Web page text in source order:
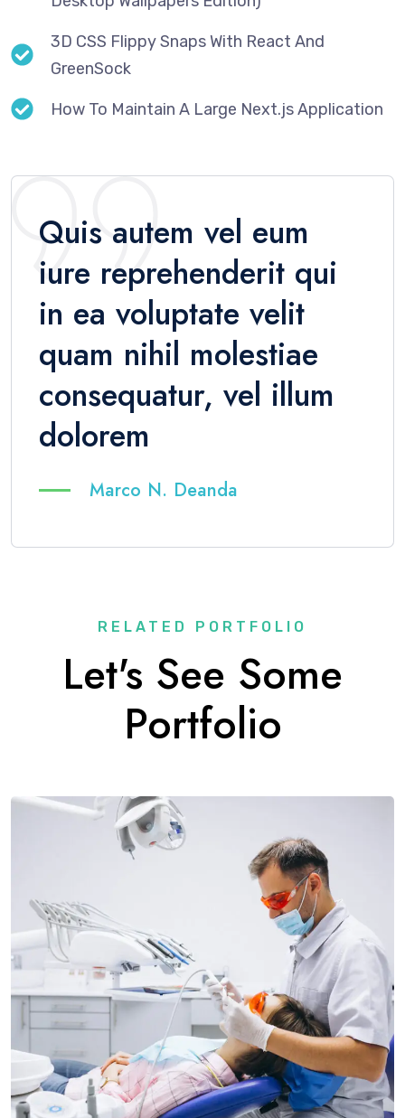
3D CSS Flippy Snaps With React And
GreenSock
How To Maintain A Large Next.js Application
Quis autem vel eum
iure reprehenderit qui
in ea voluptate velit
quam nihil molestiae
consequatur, vel illum
dolorem
Marco N. Deanda
RELATED PORTFOLIO
Let's See Some
Portfolio